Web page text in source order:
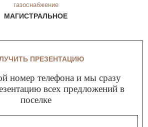
газоснабжение
МАГИСТРАЛЬНОЕ
ПРЕЗЕНТАЦИЮ
номер телефона и мы сразу
всех предложений в
поселке